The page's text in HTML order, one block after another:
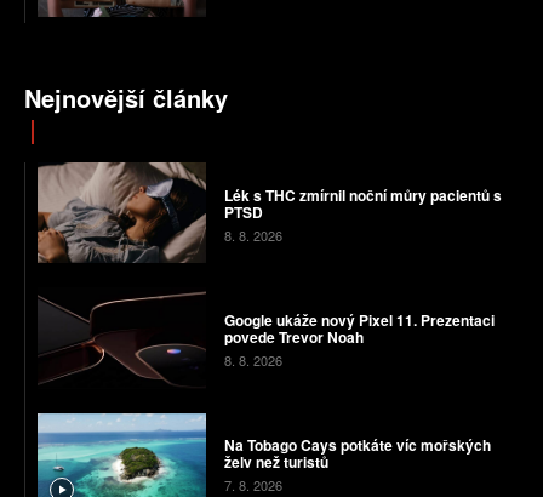
Nejnovější články
Lék s THC zmírnil noční můry pacientů s
PTSD
8. 8. 2026
Google ukáže nový Pixel 11. Prezentaci
povede Trevor Noah
8. 8. 2026
Na Tobago Cays potkáte víc mořských
želv než turistů
7. 8. 2026